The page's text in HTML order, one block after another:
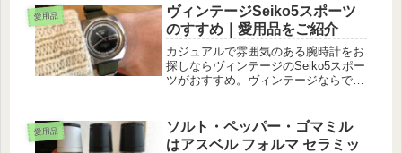
愛用品
ヴィンテージSeiko5スポーツ
のすすめ｜愛用品をご紹介
カジュアルで雰囲気のある腕時計をお
探しならヴィンテージのSeiko5スポー
ツがおすすめ。ヴィンテージならでは
んなヴィンテージ Seiko 5スポーツに
ついて、愛用しているモ...
愛用品
ソルト・ペッパー・ゴマミル
はアスベル フォルマ セラミッ